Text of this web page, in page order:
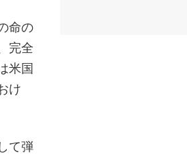
命の
完全
米国
け
て弾